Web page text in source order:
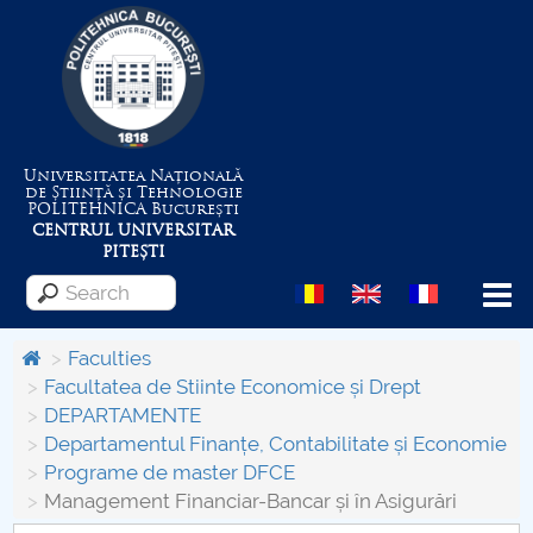
Universitatea Națională
de Știință și Tehnologie
POLITEHNICABucurești
CENTRUL UNIVERSITAR
PITEȘTI
Menu
About the University
Centrul de Management al Proiectelor
Faculties
Facultatea de Stiinte Economice și Drept
DEPARTAMENTE
Departamentul Finanțe, Contabilitate și Economie
Programe de master DFCE
Management Financiar-Bancar și în Asigurări